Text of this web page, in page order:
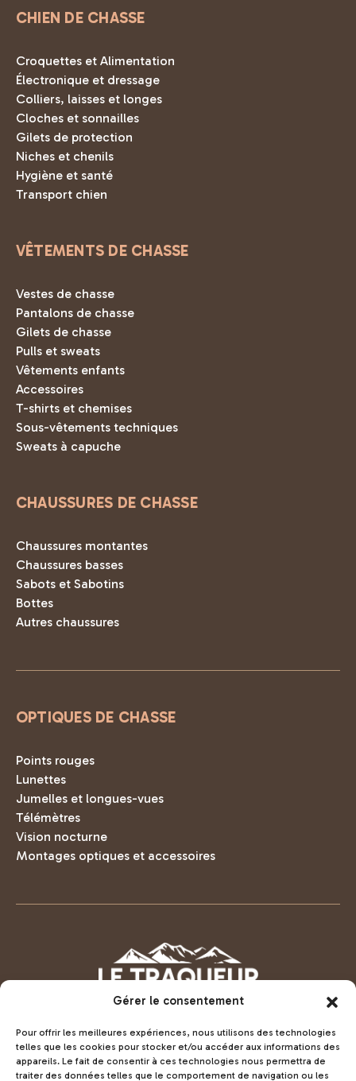
Gérer le consentement
Pour offrir les meilleures expériences, nous utilisons des technologies
telles que les cookies pour stocker et/ou accéder aux informations des
appareils. Le fait de consentir à ces technologies nous permettra de
traiter des données telles que le comportement de navigation ou les
CHIEN DE CHASSE
Croquettes et Alimentation
Électronique et dressage
Colliers, laisses et longes
Cloches et sonnailles
Gilets de protection
Niches et chenils
Hygiène et santé
Transport chien
VÊTEMENTS DE CHASSE
Vestes de chasse
Pantalons de chasse
Gilets de chasse
Pulls et sweats
Vêtements enfants
Accessoires
T-shirts et chemises
Sous-vêtements techniques
Sweats à capuche
CHAUSSURES DE CHASSE
Chaussures montantes
Chaussures basses
Sabots et Sabotins
Bottes
Autres chaussures
OPTIQUES DE CHASSE
Points rouges
Lunettes
Jumelles et longues-vues
Télémètres
Vision nocturne
Montages optiques et accessoires
Voir la boutique LeTraqueur.fr